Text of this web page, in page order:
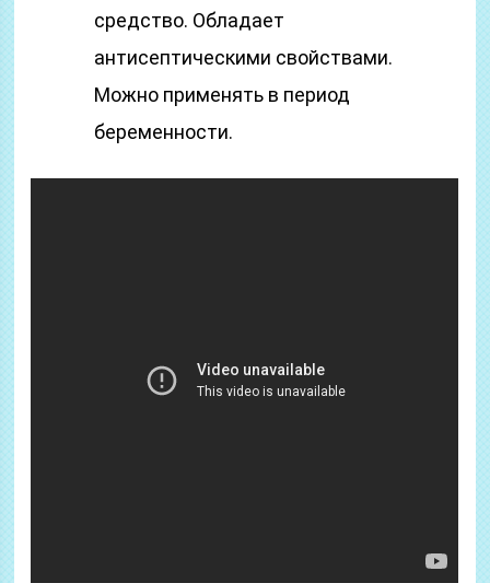
средство. Обладает
антисептическими свойствами.
Можно применять в период
беременности.